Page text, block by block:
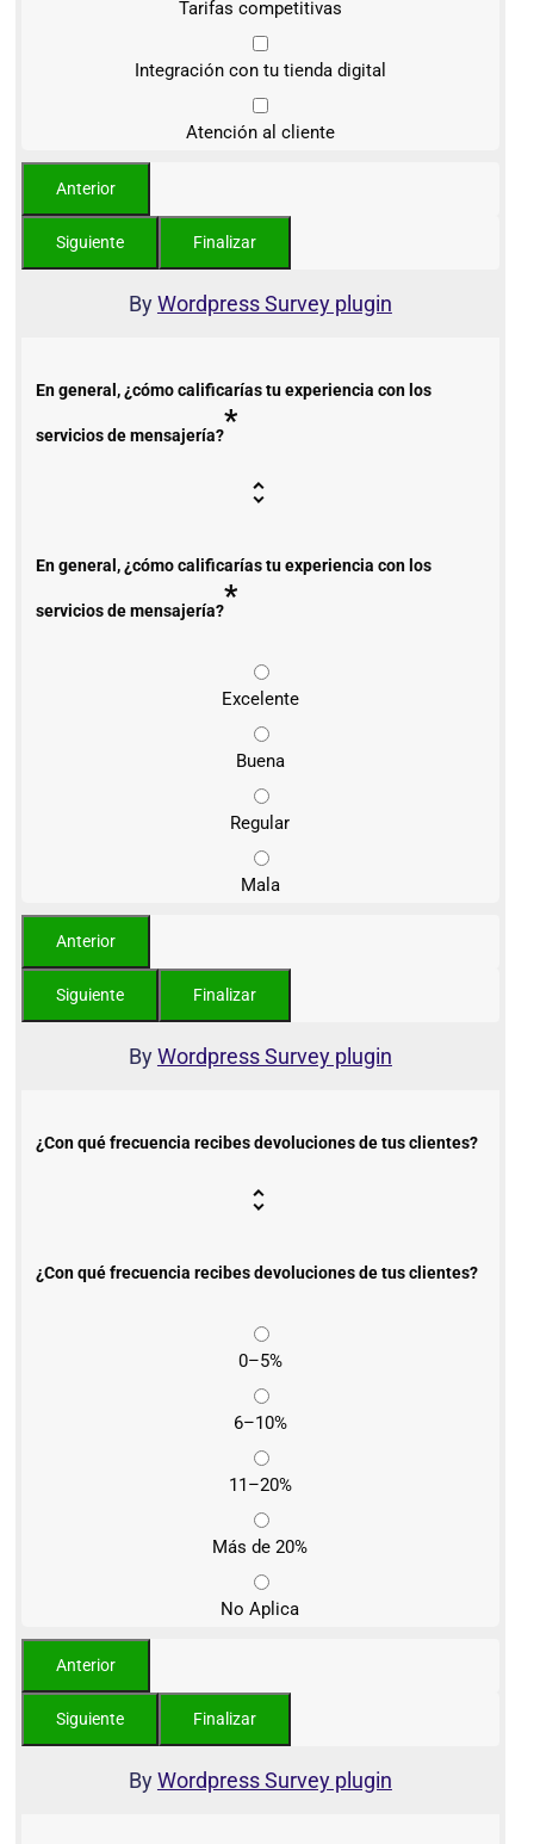
Tarifas competitivas
Integración con tu tienda digital
Atención al cliente
ByWordpress Survey plugin
En general, ¿cómo calificarías tu experiencia con los
servicios de mensajería?*
En general, ¿cómo calificarías tu experiencia con los
servicios de mensajería?*
Excelente
Buena
Regular
Mala
ByWordpress Survey plugin
¿Con qué frecuencia recibes devoluciones de tus clientes?
¿Con qué frecuencia recibes devoluciones de tus clientes?
0–5%
6–10%
11–20%
Más de 20%
No Aplica
ByWordpress Survey plugin